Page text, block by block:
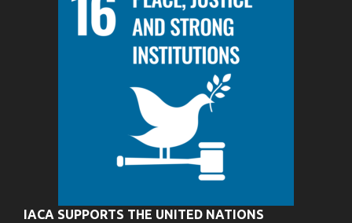
IACA SUPPORTS THE UNITED NATIONS